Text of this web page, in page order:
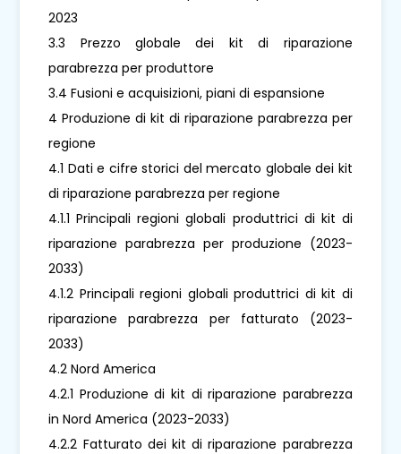
2023
3.3 Prezzo globale dei kit di riparazione
parabrezza per produttore
3.4 Fusioni e acquisizioni, piani di espansione
4 Produzione di kit di riparazione parabrezza per
regione
4.1 Dati e cifre storici del mercato globale dei kit
di riparazione parabrezza per regione
4.1.1 Principali regioni globali produttrici di kit di
riparazione parabrezza per produzione (2023-
2033)
4.1.2 Principali regioni globali produttrici di kit di
riparazione parabrezza per fatturato (2023-
2033)
4.2 Nord America
4.2.1 Produzione di kit di riparazione parabrezza
in Nord America (2023-2033)
4.2.2 Fatturato dei kit di riparazione parabrezza